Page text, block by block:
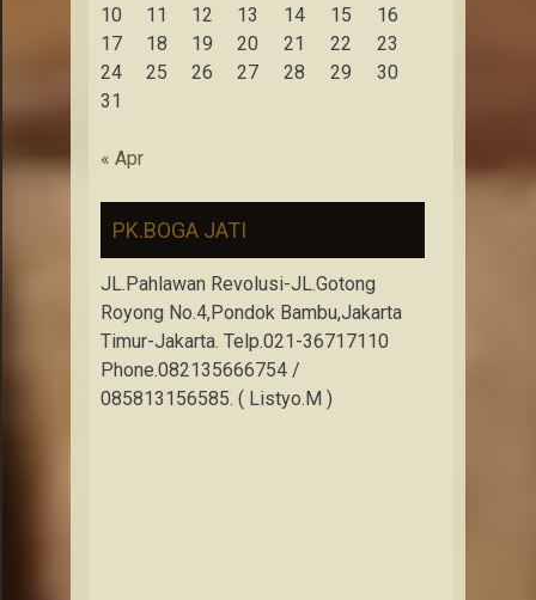
10
11 12 13 14 15
16
17
18 19 20 21 22
23
24
25 26 27 28 29
30
31
« Apr
PK.BOGA JATI
JL.Pahlawan Revolusi-JL.Gotong
Royong No.4,Pondok Bambu,Jakarta
Timur-Jakarta. Telp.021-36717110
Phone.082135666754 /
085813156585. ( Listyo.M )